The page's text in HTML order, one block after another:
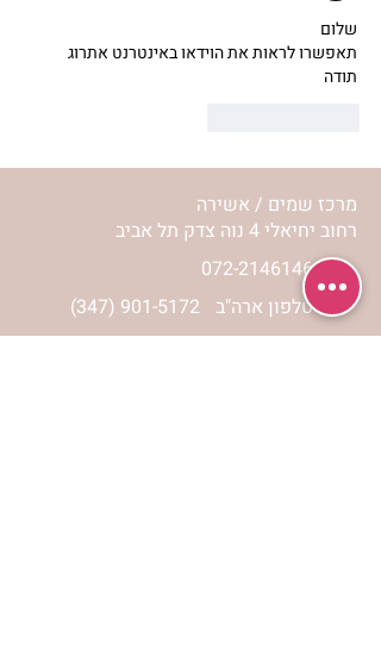
שלום
תאפשרו לראות את הוידאו באינטרנט אתרוג
תודה
מרכז שמים / אשירה
רחוב יחיאלי 4 נוה צדק תל אביב
072-2146146
(347) 901-5172 טלפון ארה"ב